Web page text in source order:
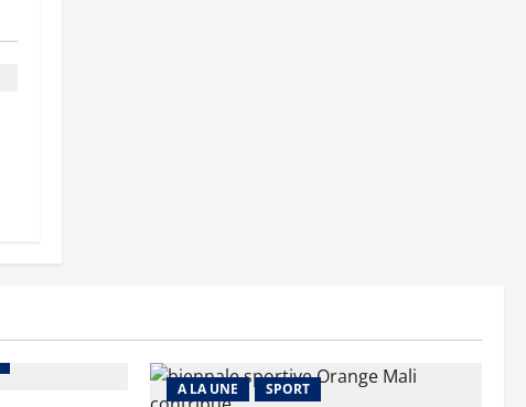
A LA UNE SPORT